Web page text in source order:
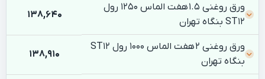
ورق روغنی 1.5 هفت الماس 1250 رول
ST12 بنگاه تهران
138,640
ورق روغنی 2 هفت الماس 1000 رول ST12
بنگاه تهران
138,910